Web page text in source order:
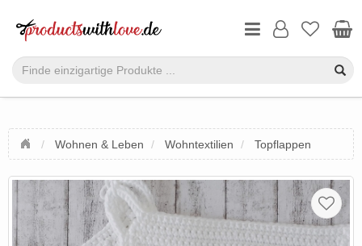
Wohnen & Leben Wohntextilien Topflappen